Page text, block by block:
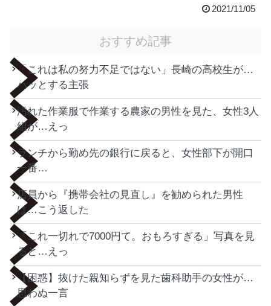
2021/11/05
おすすめ記事
「これは私の努力不足ではない」長崎の高校生が…
ハッとする主張
汚れた作業服で作業する農家の男性を見た、女性3人
組が…えっ
ランチから勤め先の銀行に戻ると、女性部下が開口
一番…
店員から『携帯会社の見直し』を勧められた男性
は…こう返した
「これ一切れで7000円て。おもろすぎる」写真を見
ると…えっ
【困惑】抜けた親知らずを見た歯科助手の女性が…
思わぬ一言